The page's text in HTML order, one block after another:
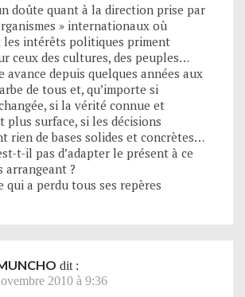
doûte quant à la direction prise par
» internationaux où
les intérêts politiques priment
ceux des cultures, des peuples…
avance depuis quelques années aux
de tous et, qu’importe si
si la vérité connue et
plus surface, si les décisions
rien de bases solides et concrètes…
t-il pas d’adapter le présent à ce
arrangeant ?
qui a perdu tous ses repères
dit :
2010 à 9:36